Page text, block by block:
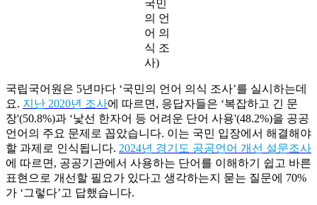
국민
의 언
어 의
식 조
사)
국립국어원은 5년마다 ‘국민의 언어 의식 조사’를 실시하는데
요. 지난 2020년 조사에 따르면, 응답자들은 ‘복잡하고 긴 문
장'(50.8%)과 ‘낯선 한자어 등 어려운 단어 사용'(48.2%)을 공공
언어의 주요 문제로 꼽았습니다. 이는 국민 입장에서 해결해야
할 과제로 인식됩니다. 2024년 경기도 공공언어 개선 설문조사
에 따르면, 공공기관에서 사용하는 단어를 이해하기 쉽고 바른
표현으로 개선할 필요가 있다고 생각하는지 묻는 질문에 70%
가 ‘그렇다’고 답했습니다.